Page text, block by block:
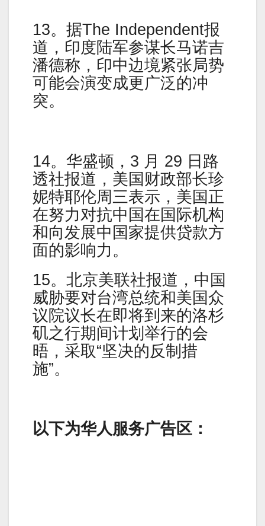
13。据The Independent报
道，印度陆军参谋长马诺吉
潘德称，印中边境紧张局势
可能会演变成更广泛的冲
突。
14。华盛顿，3 月 29 日路
透社报道，美国财政部长珍
妮特耶伦周三表示，美国正
在努力对抗中国在国际机构
和向发展中国家提供贷款方
面的影响力。
15。北京美联社报道，中国
威胁要对台湾总统和美国众
议院议长在即将到来的洛杉
矶之行期间计划举行的会
晤，采取“坚决的反制措
施”。
以下为华人服务广告区：